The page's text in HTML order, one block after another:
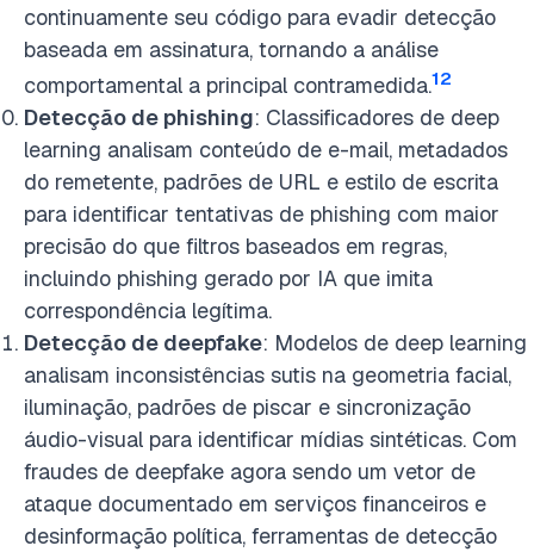
continuamente seu código para evadir detecção
baseada em assinatura, tornando a análise
comportamental a principal contramedida.12
Detecção de phishing: Classificadores de deep
learning analisam conteúdo de e-mail, metadados
do remetente, padrões de URL e estilo de escrita
para identificar tentativas de phishing com maior
precisão do que filtros baseados em regras,
incluindo phishing gerado por IA que imita
correspondência legítima.
Detecção de deepfake: Modelos de deep learning
analisam inconsistências sutis na geometria facial,
iluminação, padrões de piscar e sincronização
áudio-visual para identificar mídias sintéticas. Com
fraudes de deepfake agora sendo um vetor de
ataque documentado em serviços financeiros e
desinformação política, ferramentas de detecção